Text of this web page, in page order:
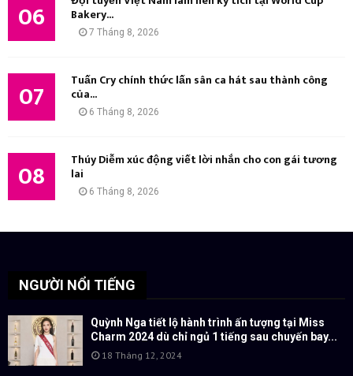
06 Bakery...
7 Tháng 8, 2026
07 Tuấn Cry chính thức lấn sân ca hát sau thành công
của...
6 Tháng 8, 2026
08 Thúy Diễm xúc động viết lời nhắn cho con gái tương
lai
6 Tháng 8, 2026
NGƯỜI NỔI TIẾNG
Quỳnh Nga tiết lộ hành trình ấn tượng tại Miss
Charm 2024 dù chỉ ngủ 1 tiếng sau chuyến bay...
18 Tháng 12, 2024